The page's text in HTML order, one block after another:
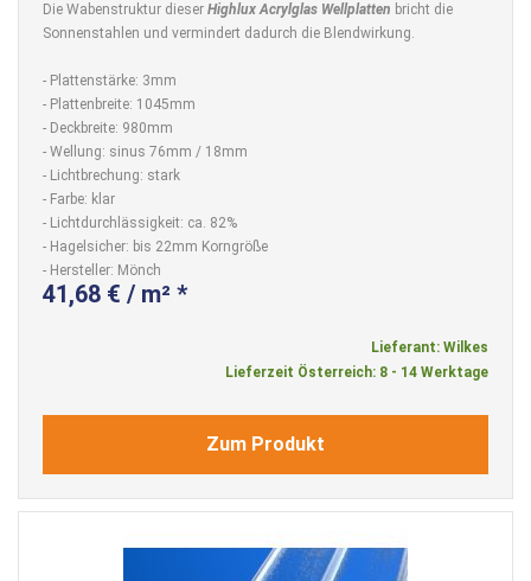
Die Wabenstruktur dieser Highlux Acrylglas Wellplatten bricht die
Sonnenstahlen und vermindert dadurch die Blendwirkung.
- Plattenstärke: 3mm
- Plattenbreite: 1045mm
- Deckbreite: 980mm
- Wellung: sinus 76mm / 18mm
- Lichtbrechung: stark
- Farbe: klar
- Lichtdurchlässigkeit: ca. 82%
- Hagelsicher: bis 22mm Korngröße
- Hersteller: Mönch
41,68 € / m² *
Lieferant: Wilkes
Lieferzeit Österreich: 8 - 14 Werktage
Zum Produkt